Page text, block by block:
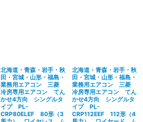
北海道・青森・岩手・秋
田・宮城・山形・福島・
業務用エアコン 三菱
冷房専用エアコン てん
かせ4方向 シングルタ
イプ PL-
CRP80ELEF 80形（3
北海道・青森・岩手・秋
田・宮城・山形・福島・
業務用エアコン 三菱
冷房専用エアコン てん
かせ4方向 シングルタ
イプ PL-
CRP112EEF 112形（4